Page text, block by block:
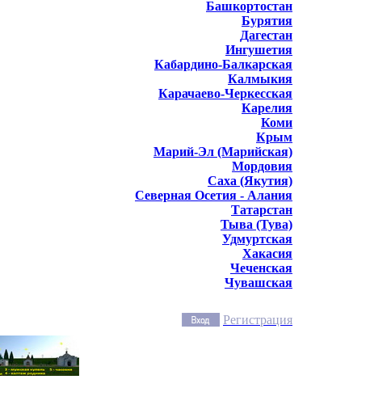
Башкортостан
Бурятия
Дагестан
Ингушетия
Кабардино-Балкарская
Калмыкия
Карачаево-Черкесская
Карелия
Коми
Крым
Марий-Эл (Марийская)
Мордовия
Саха (Якутия)
Северная Осетия - Алания
Татарстан
Тыва (Тува)
Удмуртская
Хакасия
Чеченская
Чувашская
Регистрация